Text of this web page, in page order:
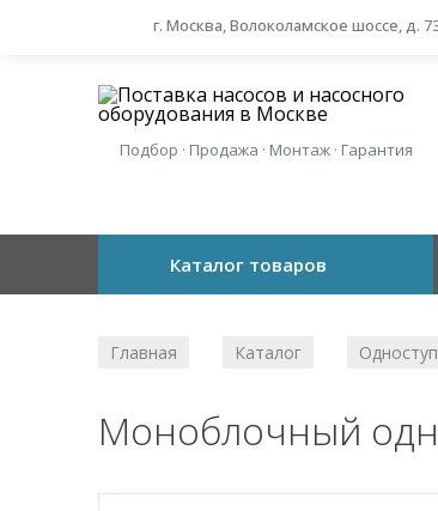
г. Москва, Волоколамское шоссе, д.
Подбор · Продажа · Монтаж · Гарантия
Каталог товаров
Главная Каталог
Моноблочный